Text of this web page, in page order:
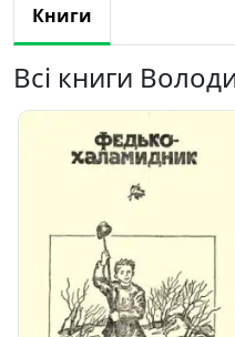
Книги
Всі книги